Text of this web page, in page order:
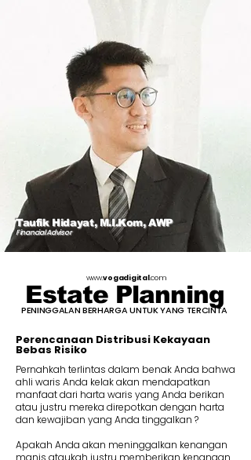
Financial Advisor
Taufik Hidayat, M.I.Kom, AWP
Estate Planning
PENINGGALAN BERHARGA UNTUK YANG TERCINTA
www.vogadigital.com
Perencanaan Distribusi Kekayaan
Bebas Risiko
Pernahkah terlintas dalam benak Anda bahwa
ahli waris Anda kelak akan mendapatkan
manfaat dari harta waris yang Anda berikan
atau justru mereka direpotkan dengan harta
dan kewajiban yang Anda tinggalkan ?
Apakah Anda akan meninggalkan kenangan
manis ataukah justru memberikan kenangan